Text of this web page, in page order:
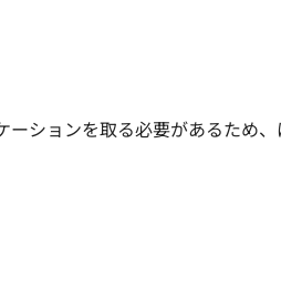
ーションを取る必要があるため